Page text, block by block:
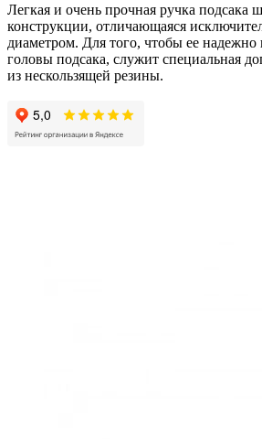
Легкая и очень прочная ручка подсака
конструкции, отличающаяся
диаметром. Для того, чтобы ее надежно
головы подсака, служит специальная
из нескользящей резины.